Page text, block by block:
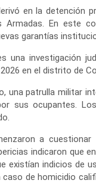
en la
En este
garantías
una investigación
en el distrito de
una patrulla militar
sus ocupantes.
a
indicaron que
existían indicios de
de homicidio